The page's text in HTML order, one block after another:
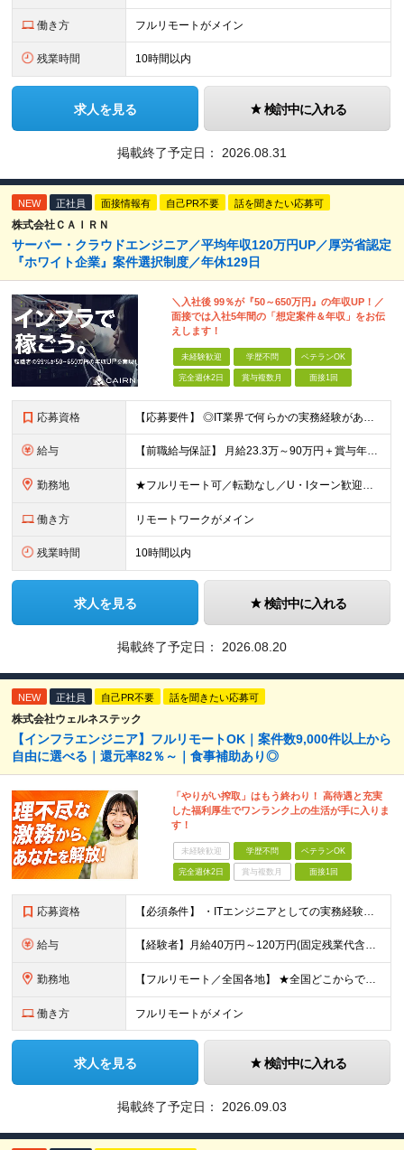
働き方 フルリモートがメイン
残業時間 10時間以内
求人を見る 検討中に入れる
掲載終了予定日： 2026.08.31
NEW 正社員 面接情報有 自己PR不要 話を聞きたい応募可
株式会社ＣＡＩＲＮ
サーバー・クラウドエンジニア／平均年収120万円UP／厚労省認定
『ホワイト企業』案件選択制度／年休129日
＼入社後 99％が『50～650万円』の年収UP！／
面接では入社5年間の「想定案件＆年収」をお伝
えします！
未経験歓迎 学歴不問 ベテランOK
完全週休2日 賞与複数月 面接1回
応募資格 【応募要件】 ◎IT業界で何らかの実務経験がある方 └2～3ヶ月の実務経験のある方は歓迎します！ 例）PCキッティングやモバイル通信基地局の業務経験者など インフラエンジニアとして経験のある方は、
給与 【前職給与保証】 月給23.3万～90万円＋賞与年2回＋インセンティブ ★年収1000万円以上の実績あり！ ※上記月給には月20～30時間分（2万9,300円～21万7,900円）の固定残業代を含み
勤務地 ★フルリモート可／転勤なし／U・Iターン歓迎★ ◎勤務地は相談の上、ご自宅近くに調整します！ 【勤務地】 本社、または東京／埼玉／千葉／神奈川／愛知／仙台のクライアント先 ◎完全在宅（フルリモート）
働き方 リモートワークがメイン
残業時間 10時間以内
求人を見る 検討中に入れる
掲載終了予定日： 2026.08.20
NEW 正社員 自己PR不要 話を聞きたい応募可
株式会社ウェルネステック
【インフラエンジニア】フルリモートOK｜案件数9,000件以上から
自由に選べる｜還元率82％～｜食事補助あり◎
「やりがい搾取」はもう終わり！ 高待遇と充実
した福利厚生でワンランク上の生活が手に入りま
す！
未経験歓迎 学歴不問 ベテランOK
完全週休2日 賞与複数月 面接1回
応募資格 【必須条件】 ・ITエンジニアとしての実務経験が1年以上ある方 ※開発・インフラ・運用保守など分野・フェーズは不問！ ※学歴不問 【歓迎条件】 ・基本設計、詳細設計などの経験がある方 ・AWS, G
給与 【経験者】月給40万円～120万円(固定残業代含む)+各種手当 ※月給には、みなし残業手当(月30時間／5万8,000円～15万7,000円)を含みます ※上記を超える時間外労働分は追加で支給します
勤務地 【フルリモート／全国各地】 ★全国どこからでも参画可能！フルリモート案件も多数！ ※プロジェクトは100%選択制。あなたの希望を最優先します。 ※フルリモート、ハイブリッド、常駐案件から自由に選択可能
働き方 フルリモートがメイン
求人を見る 検討中に入れる
掲載終了予定日： 2026.09.03